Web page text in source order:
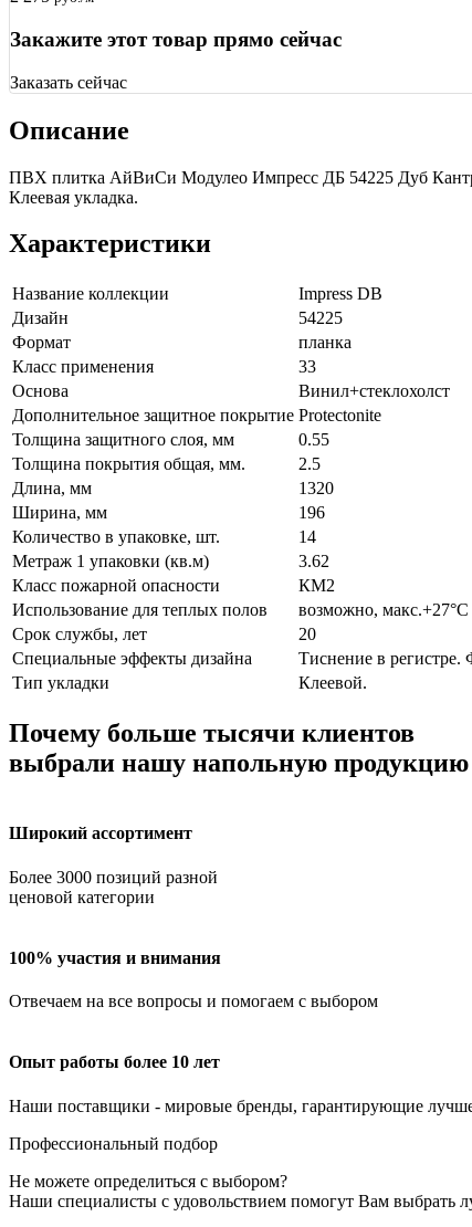
Закажите этот товар прямо сейчас
Заказать сейчас
Описание
ПВХ плитка АйВиСи Модулео Импресс ДБ 54225 Дуб
Клеевая укладка.
Характеристики
Название коллекции
Impress DB
Дизайн
54225
Формат
планка
Класс применения
33
Основа
Винил+стеклохолст
Дополнительное защитное покрытие Protectonite
Толщина защитного слоя, мм
0.55
Толщина покрытия общая, мм.
2.5
Длина, мм
1320
Ширина, мм
196
Количество в упаковке, шт.
14
Метраж 1 упаковки (кв.м)
3.62
Класс пожарной опасности
КМ2
Использование для теплых полов
возможно, макс.+27°С
Срок службы, лет
20
Специальные эффекты дизайна
Тиснение в регистре.
Тип укладки
Клеевой.
Почему больше тысячи клиентов
выбрали нашу напольную продукцию
Широкий ассортимент
Более 3000 позиций разной
ценовой категории
100% участия и внимания
Отвечаем на все вопросы и помогаем с выбором
Опыт работы более 10 лет
Наши поставщики - мировые бренды, гарантирующие
Профессиональный подбор
Не можете определиться с выбором?
Наши специалисты с удовольствием помогут Вам выбрать